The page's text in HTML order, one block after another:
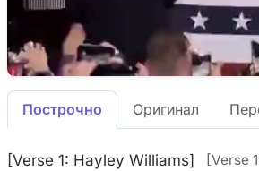
Построчно Оригинал
[Verse 1: Hayley Williams] [Verse